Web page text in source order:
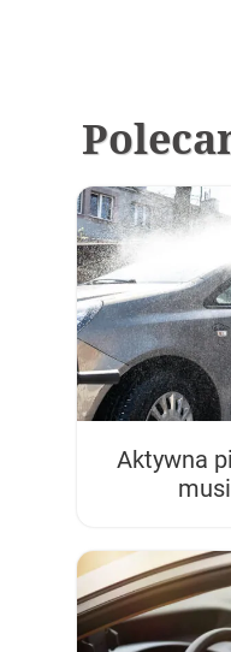
Aktywna